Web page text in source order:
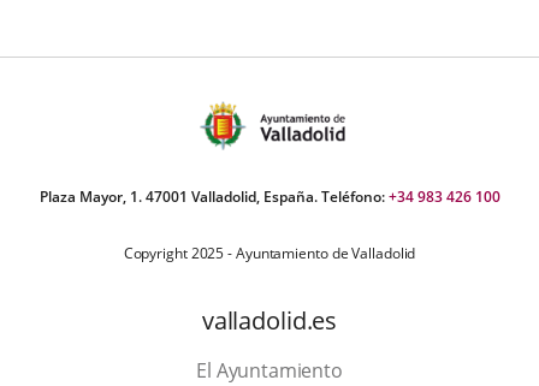
Plaza Mayor, 1. 47001 Valladolid, España. Teléfono:+34 983 426 100
Copyright 2025 - Ayuntamiento de Valladolid
valladolid.es
El Ayuntamiento